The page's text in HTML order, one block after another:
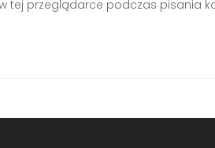
tej przeglądarce podczas pisania